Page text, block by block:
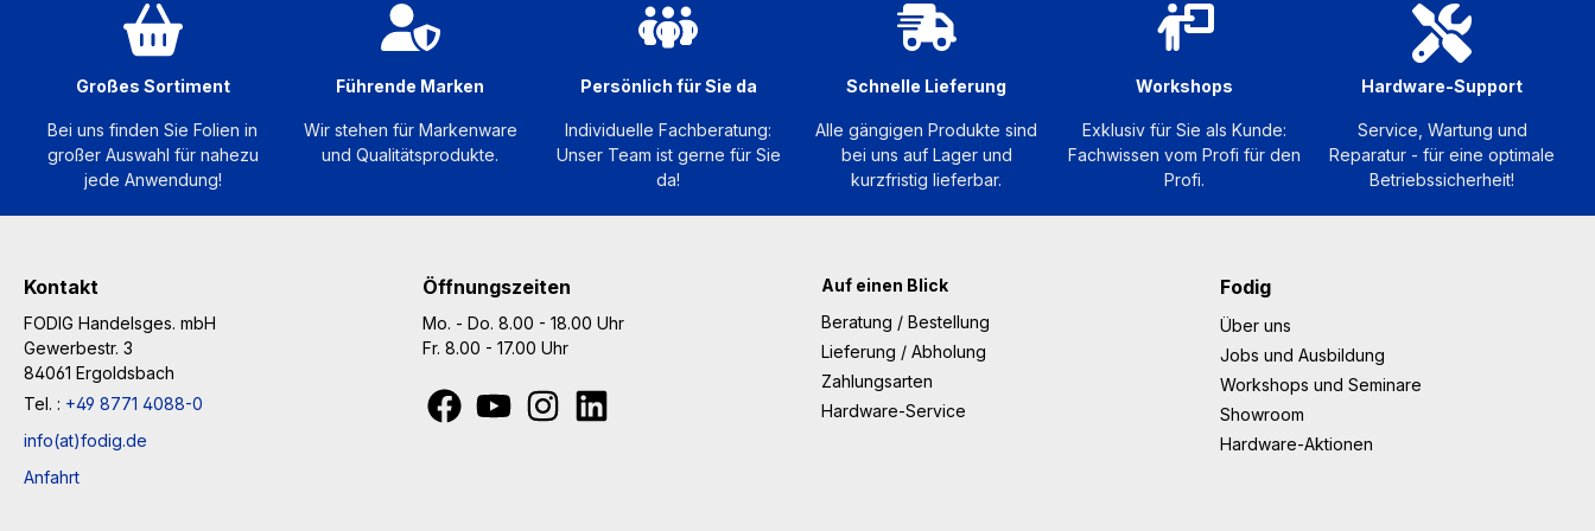
Verkleben von
Autotönungsfolien und
Empfohlene Ersatzklingen:
AB-10S
Großes Sortiment
Bei uns finden Sie Folien in
großer Auswahl für nahezu
jede Anwendung!
Führende Marken
Wir stehen für Markenware
und Qualitätsprodukte.
Persönlich für Sie da
Individuelle Fachberatung:
Unser Team ist gerne für Sie
da!
Schnelle Lieferung
Alle gängigen Produkte sind
bei uns auf Lager und
kurzfristig lieferbar.
Workshops
Exklusiv für Sie als Kunde:
Fachwissen vom Profi für den
Profi.
Hardware-Support
Service, Wartung und
Reparatur - für eine optimale
Betriebssicherheit!
Kontakt
FODIG Handelsges. mbH
Gewerbestr. 3
84061 Ergoldsbach
Tel. : +49 8771 4088-0
info(at)fodig.de
Anfahrt
Öffnungszeiten
Mo. - Do. 8.00 - 18.00 Uhr
Fr. 8.00 - 17.00 Uhr
Auf einen Blick
Beratung / Bestellung
Lieferung / Abholung
Zahlungsarten
Hardware-Service
Fodig
Über uns
Jobs und Ausbildung
Workshops und Seminare
Showroom
Hardware-Aktionen